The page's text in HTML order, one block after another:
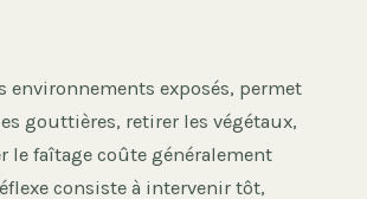
environnements exposés, permet
gouttières, retirer les végétaux,
le faîtage coûte généralement
consiste à intervenir tôt,